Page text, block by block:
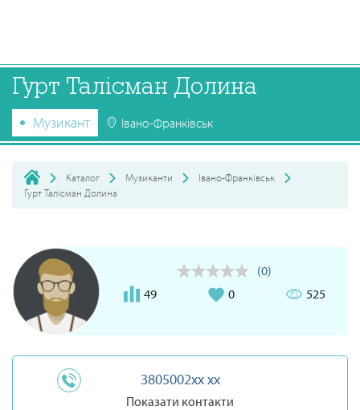
Гурт Талісман Долина
Музикант Івано-Франківськ
Каталог Музиканти
Івано-Франківськ
Гурт Талісман Долина
(0)
49
0 525
3805002xx xx
Показати контакти